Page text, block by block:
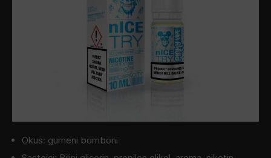
Okus: gumeni bomboni